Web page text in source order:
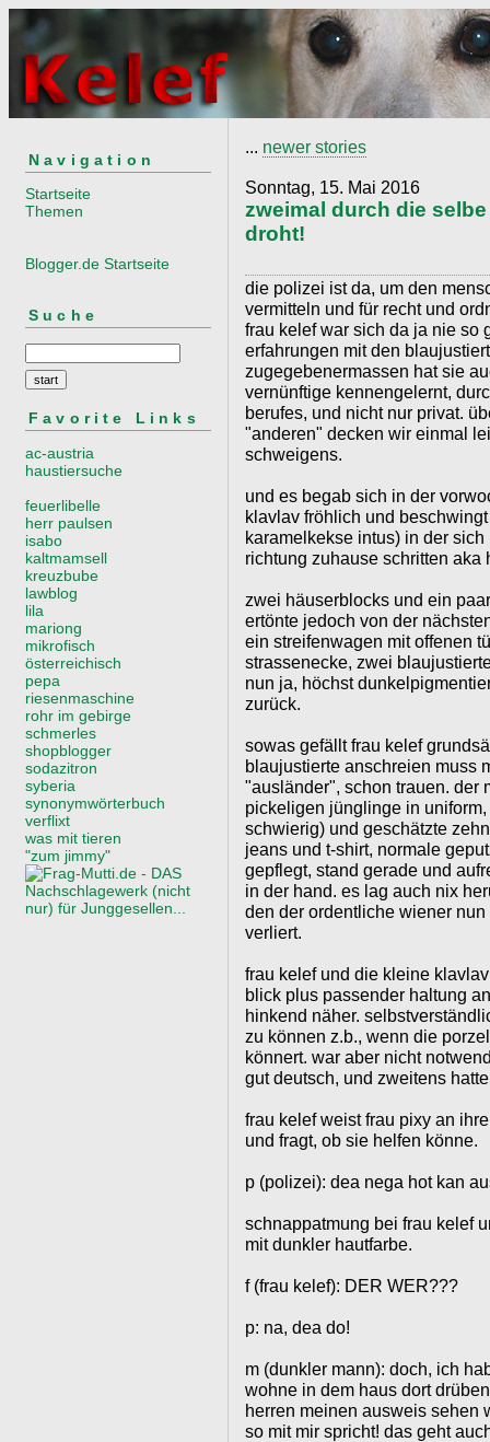
Navigation
Startseite
Themen
Blogger.de Startseite
Suche
Favorite Links
ac-austria
haustiersuche
feuerlibelle
herr paulsen
isabo
kaltmamsell
kreuzbube
lawblog
lila
mariong
mikrofisch
österreichisch
pepa
riesenmaschine
rohr im gebirge
schmerles
shopblogger
sodazitron
syberia
synonymwörterbuch
verflixt
was mit tieren
"zum jimmy"
... newer stories
Sonntag, 15. Mai 2016
zweimal durch die
droht!
die polizei ist da, um den
vermitteln und für recht und
frau kelef war sich da ja nie so
erfahrungen mit den
zugegebenermassen hat sie
vernünftige kennengelernt,
berufes, und nicht nur privat.
"anderen" decken wir einmal
schweigens.
und es begab sich in der
klavlav fröhlich und
karamelkekse intus) in der
richtung zuhause schritten aka
zwei häuserblocks und ein
ertönte jedoch von der
ein streifenwagen mit offenen
strassenecke, zwei
nun ja, höchst
zurück.
sowas gefällt frau kelef
blaujustierte anschreien muss
"ausländer", schon trauen. der
pickeligen jünglinge in
schwierig) und geschätzte
jeans und t-shirt, normale
gepflegt, stand gerade und
in der hand. es lag auch nix
den der ordentliche wiener
verliert.
frau kelef und die kleine
blick plus passender haltung
hinkend näher.
zu können z.b., wenn die
könnert. war aber nicht
gut deutsch, und zweitens
frau kelef weist frau pixy an
und fragt, ob sie helfen könne.
p (polizei): dea nega hot kan
schnappatmung bei frau kelef
mit dunkler hautfarbe.
f (frau kelef): DER WER???
p: na, dea do!
m (dunkler mann): doch, ich
wohne in dem haus dort
herren meinen ausweis sehen
so mit mir spricht! das geht